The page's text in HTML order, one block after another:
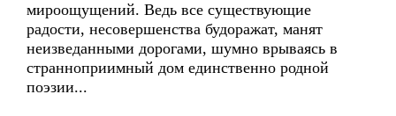
мироощущений. Ведь все существующие
радости, несовершенства будоражат, манят
неизведанными дорогами, шумно врываясь в
странноприимный дом единственно родной
поэзии...